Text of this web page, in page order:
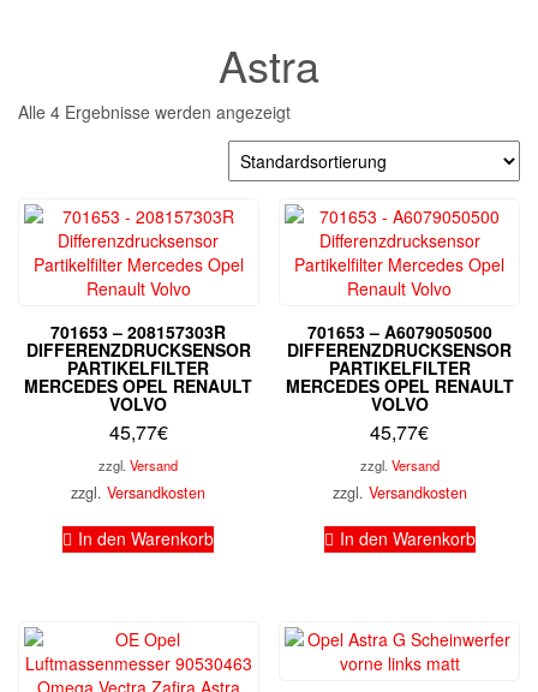
Astra
Alle 4 Ergebnisse werden angezeigt
701653 – 208157303R
DIFFERENZDRUCKSENSOR
PARTIKELFILTER
MERCEDES OPEL RENAULT
VOLVO
45,77€
zzgl.Versand
zzgl.Versandkosten
In den Warenkorb
701653 – A6079050500
DIFFERENZDRUCKSENSOR
PARTIKELFILTER
MERCEDES OPEL RENAULT
VOLVO
45,77€
zzgl. Versand
zzgl. Versandkosten
In den Warenkorb